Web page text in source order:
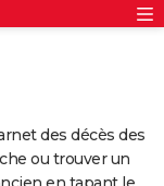
des décès des
ou trouver un